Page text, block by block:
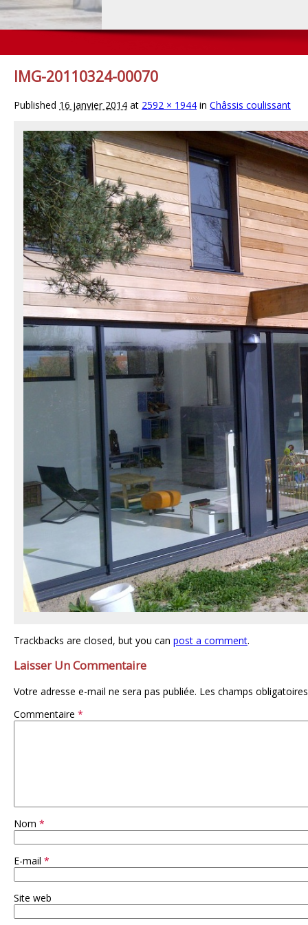
IMG-20110324-00070
Published 16 janvier 2014 at 2592 × 1944 in Châssis coulissant
Trackbacks are closed, but you can post a comment.
Laisser Un Commentaire
Votre adresse e-mail ne sera pas publiée. Les champs
Commentaire *
Nom *
E-mail *
Site web